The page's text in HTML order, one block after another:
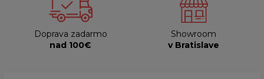
Doprava zadarmo
nad 100€
Showroom
v Bratislave